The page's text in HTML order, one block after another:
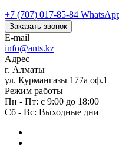
+7 (707) 017-85-84
Заказать звонок
E-mail
info@ants.kz
Адрес
г. Алматы
ул. Курмангазы 177а оф.1
Режим работы
Пн - Пт: с 9:00 до 18:00
Сб - Вс: Выходные дни